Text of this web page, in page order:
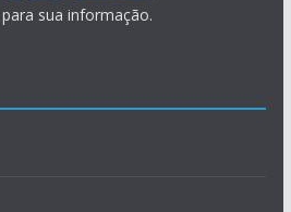
sua informação.